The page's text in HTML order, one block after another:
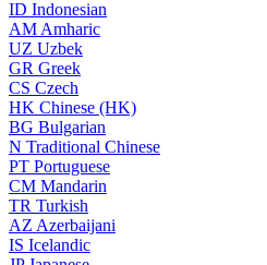
ID Indonesian
AM Amharic
UZ Uzbek
GR Greek
CS Czech
HK Chinese (HK)
BG Bulgarian
N Traditional Chinese
PT Portuguese
CM Mandarin
TR Turkish
AZ Azerbaijani
IS Icelandic